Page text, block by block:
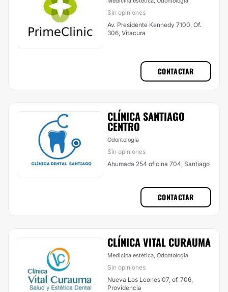
Sin opiniones
Av. Presidente Kennedy 7100, Of.
306, Vitacura
CONTACTAR
CLÍNICA SANTIAGO
CENTRO
Odontología
Sin opiniones
Ahumada 254 oficina 704, Santiago
CONTACTAR
CLÍNICA VITAL CURAUMA
Medicina estética, Odontología
Sin opiniones
Nueva Los Leones 07, of. 706,
Providencia